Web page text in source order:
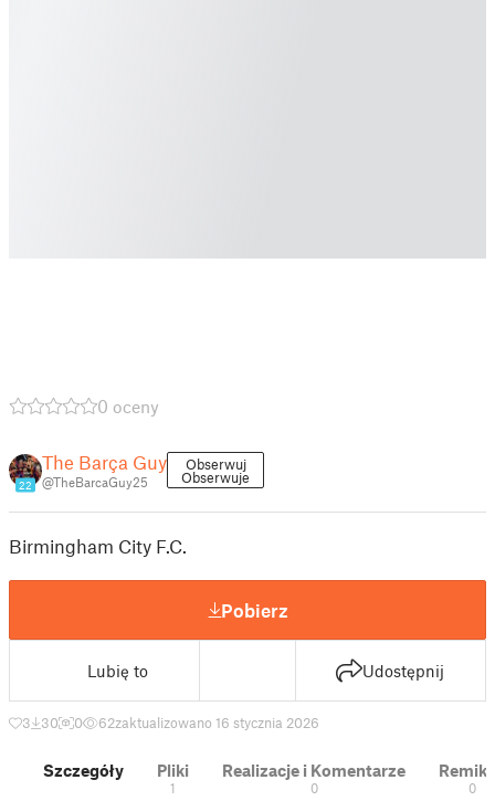
0 oceny
22
The Barça Guy
@TheBarcaGuy25
Obserwuj
Obserwuje
Birmingham City F.C.
Pobierz
Lubię to Udostępnij
3 30 0 62zaktualizowano 16 stycznia 2026
Szczegóły Pliki
1
Realizacje i Komentarze
0 0